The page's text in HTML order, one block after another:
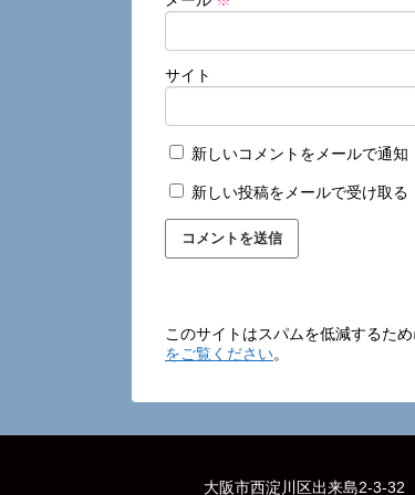
サイト
新しいコメントをメールで通知
新しい投稿をメールで受け取る
このサイトはスパムを低減するた
をご覧ください。
大阪市西淀川区出来島2-3-32